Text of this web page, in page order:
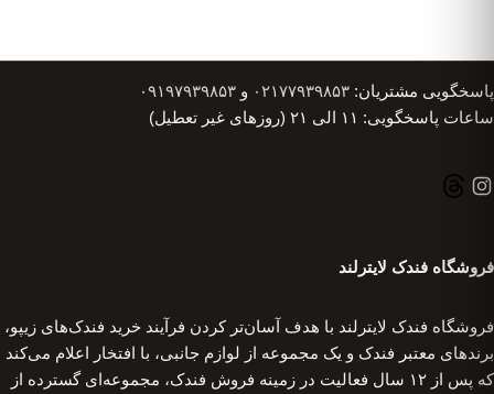
پاسخگویی مشتریان: ۰۲۱۷۷۹۳۹۸۵۳ و ۰۹۱۹۷۹۳۹۸۵۳
ساعات پاسخگویی: ۱۱ الی ۲۱ (روزهای غیر تعطیل)
فروشگاه فندک لایترلند
فروشگاه فندک لایترلند با هدف آسان‌تر کردن فرآیند خرید فندک‌های زیپو،
برندهای معتبر فندک و یک مجموعه از لوازم جانبی، با افتخار اعلام می‌کند
که پس از ۱۲ سال فعالیت در زمینه فروش فندک، مجموعه‌ای گسترده از